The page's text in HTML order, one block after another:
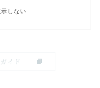
イド
しない